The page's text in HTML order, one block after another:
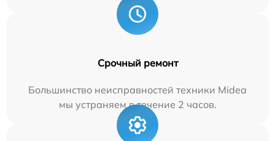
Срочный ремонт
Большинство неисправностей техники Midea
мы устраняем в течение 2 часов.